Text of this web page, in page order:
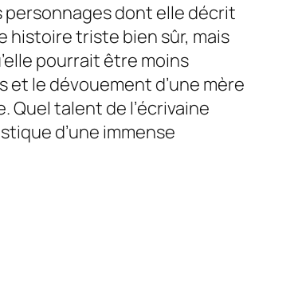
dont elle décrit
histoire triste bien sûr, mais
pourrait être moins
le dévouement d’une mère
Quel talent de l’écrivaine
d’une immense